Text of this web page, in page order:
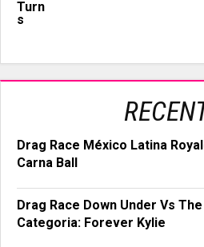
Drag Race México Latina
Carna Ball
Drag Race Down Under Vs
Categoria: Forever Kylie